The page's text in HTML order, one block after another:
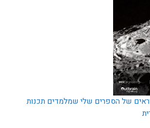
של הספרים שלי שמלמדים תכנות